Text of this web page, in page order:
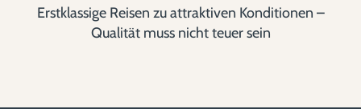
Erstklassige Reisen zu attraktiven Konditionen –
Qualität muss nicht teuer sein